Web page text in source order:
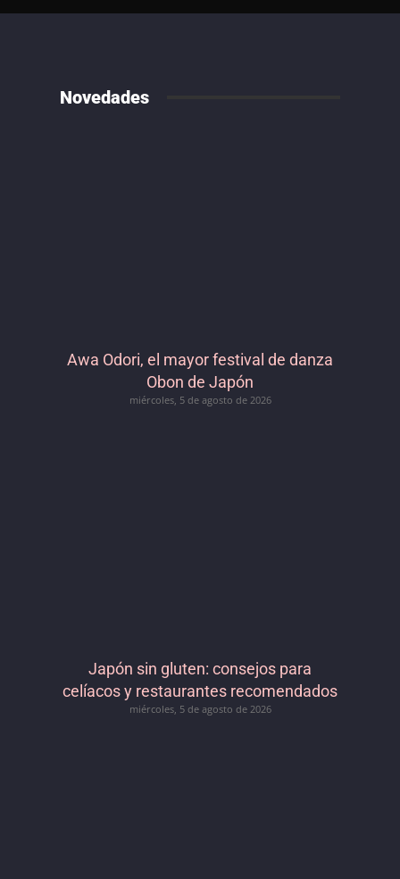
Novedades
Awa Odori, el mayor festival de danza
Obon de Japón
miércoles, 5 de agosto de 2026
Japón sin gluten: consejos para
celíacos y restaurantes recomendados
miércoles, 5 de agosto de 2026